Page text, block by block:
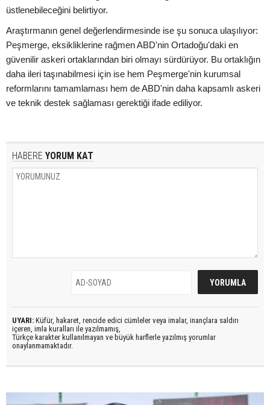
üstlenebileceğini belirtiyor.
Araştırmanın genel değerlendirmesinde ise şu sonuca ulaşılıyor:
Peşmerge, eksikliklerine rağmen ABD'nin Ortadoğu'daki en
güvenilir askeri ortaklarından biri olmayı sürdürüyor. Bu ortaklığın
daha ileri taşınabilmesi için ise hem Peşmerge'nin kurumsal
reformlarını tamamlaması hem de ABD'nin daha kapsamlı askeri
ve teknik destek sağlaması gerektiği ifade ediliyor.
HABERE YORUM KAT
UYARI: Küfür, hakaret, rencide edici cümleler veya imalar, inançlara saldırı
içeren, imla kuralları ile yazılmamış,
Türkçe karakter kullanılmayan ve büyük harflerle yazılmış yorumlar
onaylanmamaktadır.